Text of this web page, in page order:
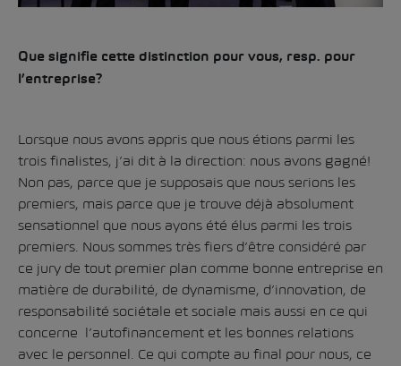
Que signifie cette distinction pour vous, resp. pour
l’entreprise?
Lorsque nous avons appris que nous étions parmi les
trois finalistes, j’ai dit à la direction: nous avons gagné!
Non pas, parce que je supposais que nous serions les
premiers, mais parce que je trouve déjà absolument
sensationnel que nous ayons été élus parmi les trois
premiers. Nous sommes très fiers d’être considéré par
ce jury de tout premier plan comme bonne entreprise en
matière de durabilité, de dynamisme, d’innovation, de
responsabilité sociétale et sociale mais aussi en ce qui
concerne l’autofinancement et les bonnes relations
avec le personnel. Ce qui compte au final pour nous, ce